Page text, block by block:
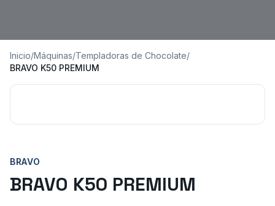
Inicio/Máquinas/Templadoras de Chocolate/
BRAVO K50 PREMIUM
BRAVO
BRAVO K50 PREMIUM